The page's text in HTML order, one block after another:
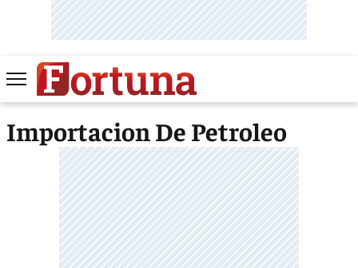
Importacion De Petroleo